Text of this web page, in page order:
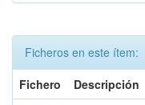
Ficheros en este ítem:
Fichero
Descripción